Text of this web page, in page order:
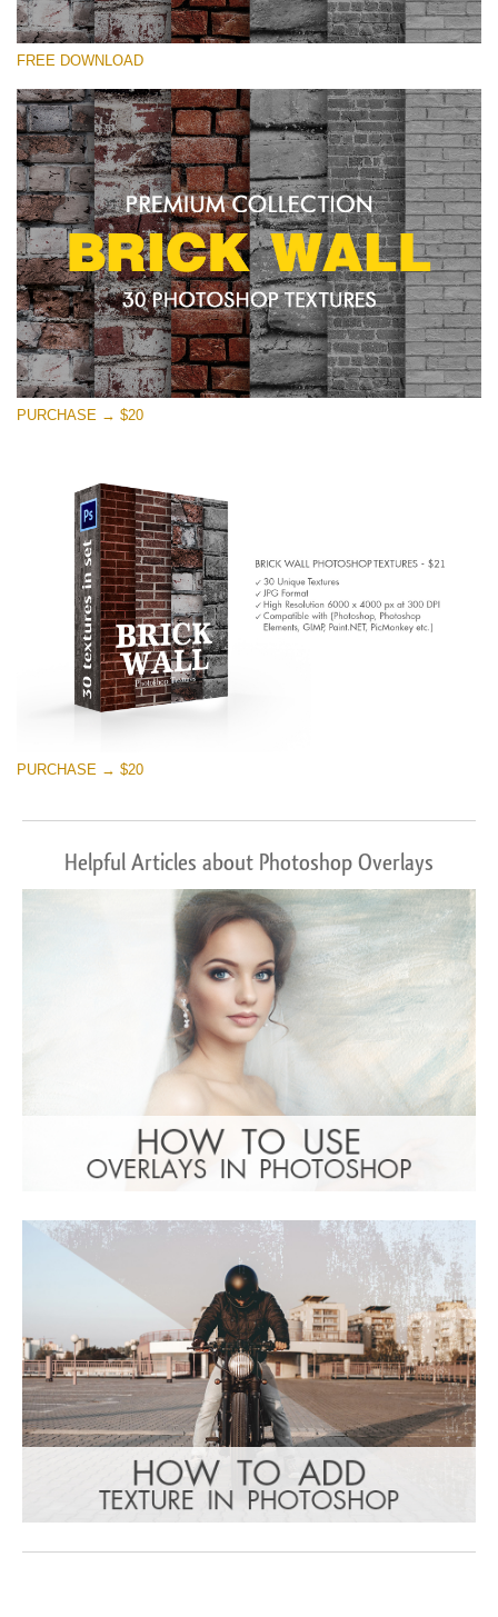
Proszę wybrać
Brick Wall
(30 Textures)
Large 6000*4000px
Entire Collection
(1783 Overlays)
Large 6000*4000px
Darmowe Pobieranie
FREE DOWNLOAD
PURCHASE → $20
PURCHASE → $20
Helpful Articles about Photoshop Overlays